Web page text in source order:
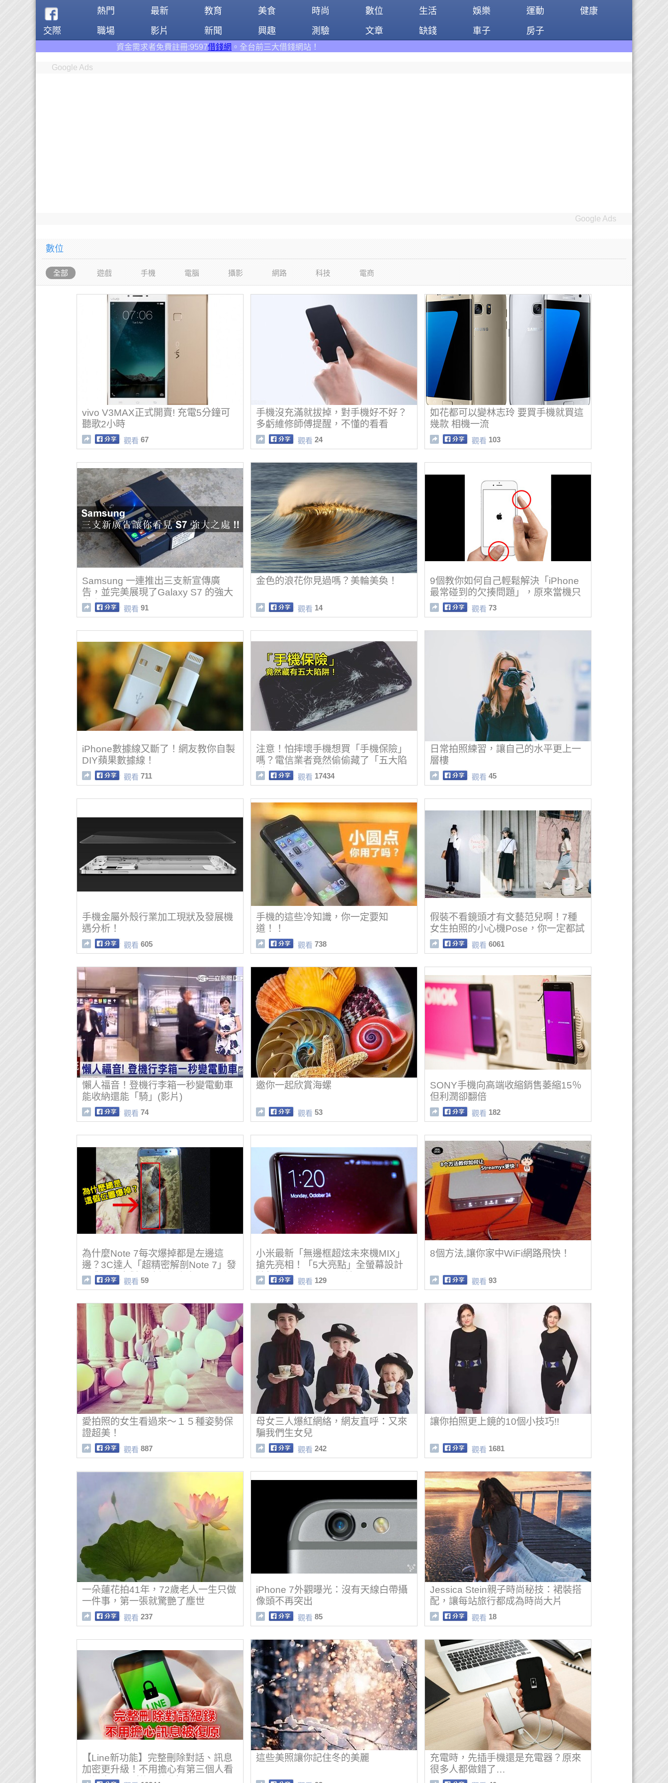
熱門 最新 教育 美食 時尚 數位 生活 娛樂 運動
健康
交際
職場 影片 新聞 興趣 測驗 文章 缺錢 車子 房子
資金需求者免費註冊:9597借錢網。全台前三大借錢網站！
Google Ads
Google Ads
數位
全部 遊戲 手機 電腦 攝影 網路 科技 電商
vivo V3MAX正式開賣! 充電5分鐘可
聽歌2小時
觀看 67
手機沒充滿就拔掉，對手機好不好？
多虧維修師傅提醒，不懂的看看
觀看 24
如花都可以變林志玲 要買手機就買這
幾款 相機一流
觀看 103
Samsung 一連推出三支新宣傳廣
告，並完美展現了Galaxy S7 的強大
之處！(影片)
觀看 91
金色的浪花你見過嗎？美輪美奐！
觀看 14
9個教你如何自己輕鬆解決「iPhone
最常碰到的欠揍問題」，原來當機只
要這樣就搞定了！
觀看 73
iPhone數據線又斷了！網友教你自製
DIY蘋果數據線！
觀看 711
注意！怕摔壞手機想買「手機保險」
嗎？電信業者竟然偷偷藏了「五大陷
阱」...你一定要知道啊！
觀看 17434
日常拍照練習，讓自己的水平更上一
層樓
觀看 45
手機金屬外殼行業加工現狀及發展機
遇分析！
觀看 605
手機的這些冷知識，你一定要知
道！！
觀看 738
假裝不看鏡頭才有文藝范兒啊！7種
女生拍照的小心機Pose，你一定都試
過～
觀看 6061
懶人福音！登機行李箱一秒變電動車
能收納還能「騎」(影片)
觀看 74
邀你一起欣賞海螺
觀看 53
SONY手機向高端收縮銷售萎縮15％
但利潤卻翻倍
觀看 182
為什麼Note 7每次爆掉都是左邊這
邊？3C達人「超精密解剖Note 7」發
現我們大家對電池都誤會大了！(影
片)
觀看 59
小米最新「無邊框超炫未來機MIX」
搶先亮相！「5大亮點」全螢幕設計
神超越iPhone 7！(影片)
觀看 129
8個方法,讓你家中WiFi網路飛快！
觀看 93
愛拍照的女生看過來～１５種姿勢保
證超美！
觀看 887
母女三人爆紅網絡，網友直呼：又來
騙我們生女兒
觀看 242
讓你拍照更上鏡的10個小技巧!!
觀看 1681
一朵蓮花拍41年，72歲老人一生只做
一件事，第一張就驚艷了塵世
觀看 237
iPhone 7外觀曝光：沒有天線白帶攝
像頭不再突出
觀看 85
Jessica Stein親子時尚秘技：裙裝搭
配，讓每站旅行都成為時尚大片
觀看 18
【Line新功能】完整刪除對話、訊息
加密更升級！不用擔心有第三個人看
到訊息了！（使用教學）
這些美照讓你記住冬的美麗
充電時，先插手機還是充電器？原來
很多人都做錯了…